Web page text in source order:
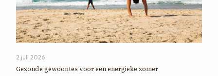
2 juli 2026
Gezonde gewoontes voor een energieke zomer